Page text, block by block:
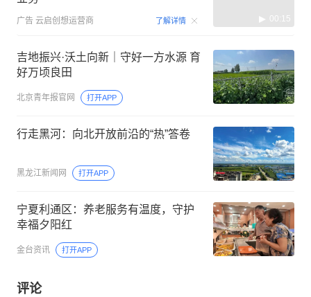
广告 云启创想运营商 了解详情 00:15
吉地振兴·沃土向新｜守好一方水源 育
好万顷良田
北京青年报官网 打开APP
行走黑河：向北开放前沿的“热”答卷
黑龙江新闻网 打开APP
宁夏利通区：养老服务有温度，守护
幸福夕阳红
金台资讯 打开APP
评论